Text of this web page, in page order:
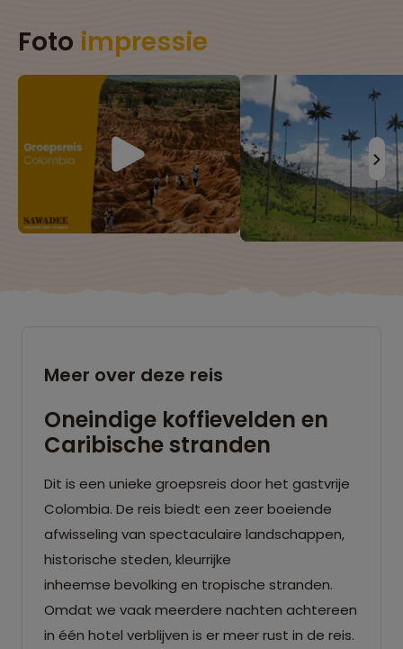
Foto impressie
Meer over deze reis
Oneindige koffievelden en
Caribische stranden
Dit is een unieke groepsreis door het gastvrije
Colombia. De reis biedt een zeer boeiende
afwisseling van spectaculaire landschappen,
historische steden, kleurrijke
inheemse bevolking en tropische stranden.
Omdat we vaak meerdere nachten achtereen
in één hotel verblijven is er meer rust in de reis.